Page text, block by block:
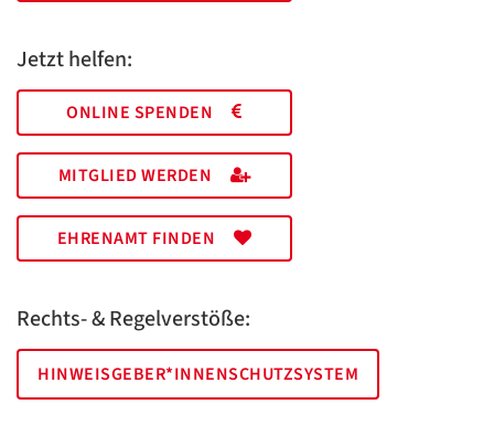
Jetzt helfen:
ONLINE SPENDEN
MITGLIED WERDEN
EHRENAMT FINDEN
Rechts- & Regelverstöße:
HINWEISGEBER*INNENSCHUTZSYSTEM